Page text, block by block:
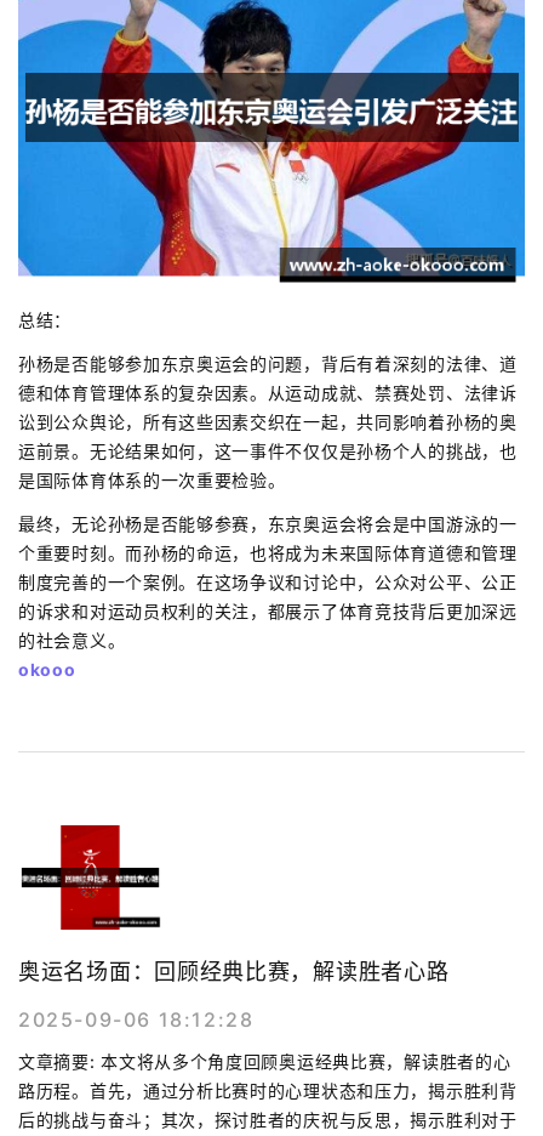
总结：
孙杨是否能够参加东京奥运会的问题，背后有着深刻的法律、道
德和体育管理体系的复杂因素。从运动成就、禁赛处罚、法律诉
讼到公众舆论，所有这些因素交织在一起，共同影响着孙杨的奥
运前景。无论结果如何，这一事件不仅仅是孙杨个人的挑战，也
是国际体育体系的一次重要检验。
最终，无论孙杨是否能够参赛，东京奥运会将会是中国游泳的一
个重要时刻。而孙杨的命运，也将成为未来国际体育道德和管理
制度完善的一个案例。在这场争议和讨论中，公众对公平、公正
的诉求和对运动员权利的关注，都展示了体育竞技背后更加深远
的社会意义。
okooo
奥运名场面：回顾经典比赛，解读胜者心路
2025-09-06 18:12:28
文章摘要: 本文将从多个角度回顾奥运经典比赛，解读胜者的心
路历程。首先，通过分析比赛时的心理状态和压力，揭示胜利背
后的挑战与奋斗；其次，探讨胜者的庆祝与反思，揭示胜利对于